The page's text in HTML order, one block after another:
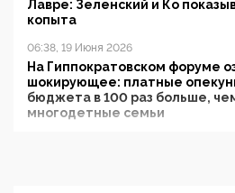
Лавре: Зеленский и Ко
копыта
06:38, 19 Июня 2026
На Гиппократовском форуме
шокирующее: платные
бюджета в 100 раз больше,
многодетные семьи